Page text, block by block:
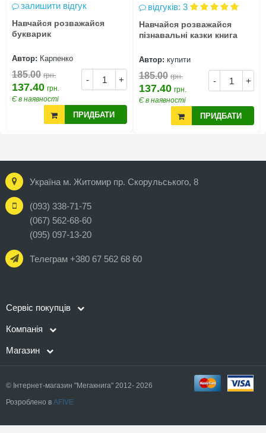
залишити відгук
Навчайся розважайся
букварик
Автор: Карпенко
- +
185.00 грн.
137.40 грн.
Є в наявності
ПРИДБАТИ
відгуків: 3
Навчайся розважайся
пізнавальні казки книга
Автор: купити
- +
185.00 грн.
137.40 грн.
Є в наявності
ПРИДБАТИ
Україна м. Житомир пр. Скорульського, 8
(093) 338-71-75
(067) 562-68-60
(095) 097-13-20
Телеграм +380 67 562 68 60
Сервіс покупців
Компанія
Магазин
© Інтернет-магазин "Мегакнига" 2012- 2026
Розроблено в AFIVE